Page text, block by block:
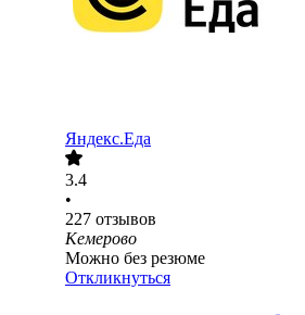
Яндекс.Еда
3.4
•
227 отзывов
Кемерово
Можно без резюме
Откликнуться